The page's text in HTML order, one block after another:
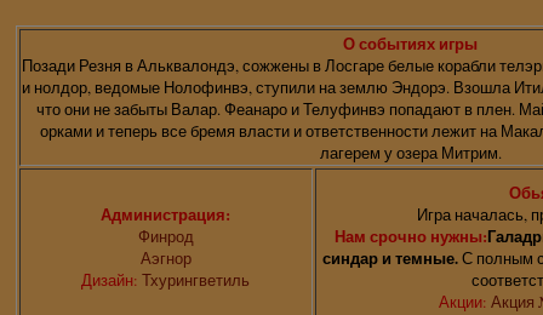
О событиях игры
Позади Резня в Альквалондэ, сожжены в Лосгаре белые корабли
и нолдор, ведомые Нолофинвэ, ступили на землю Эндорэ. Взошла
что они не забыты Валар. Феанаро и Телуфинвэ попадают в плен.
орками и теперь все бремя власти и ответственности лежит на
лагерем у озера Митрим.
Администрация:
Финрод
Аэгнор
Дизайн:Тхурингветиль
Игра началась,
Нам срочно нужны:
синдар и темные.С полным
Акции: Акция